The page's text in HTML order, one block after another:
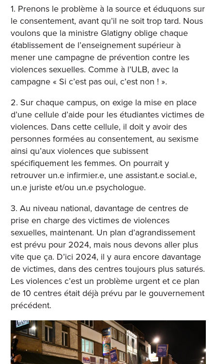
1. Prenons le problème à la source et éduquons sur
le consentement, avant qu’il ne soit trop tard. Nous
voulons que la ministre Glatigny oblige chaque
établissement de l’enseignement supérieur à
mener une campagne de prévention contre les
violences sexuelles. Comme à l’ULB, avec la
campagne « Si c’est pas oui, c’est non ! ».
2. Sur chaque campus, on exige la mise en place
d’une cellule d’aide pour les étudiantes victimes de
violences. Dans cette cellule, il doit y avoir des
personnes formées au consentement, au sexisme
ainsi qu’aux violences que subissent
spécifiquement les femmes. On pourrait y
retrouver un.e infirmier.e, une assistant.e social.e,
un.e juriste et/ou un.e psychologue.
3.Au niveau national, davantage de centres de
prise en charge des victimes de violences
sexuelles, maintenant. Un plan d’agrandissement
est prévu pour 2024, mais nous devons aller plus
vite que ça. D’ici 2024, il y aura encore davantage
de victimes, dans des centres toujours plus saturés.
Les violences c’est un problème urgent et ce plan
de 10 centres était déjà prévu par le gouvernement
précédent.